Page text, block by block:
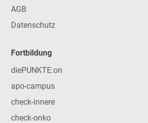
AGB
Datenschutz
Fortbildung
diePUNKTE:on
apo-campus
check-innere
check-onko